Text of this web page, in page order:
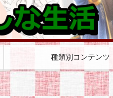
観察日記【咲月さんち】
観察日記【世間様の様子
観察日記【ゲーム・遊び
観察日記【ダイエット編
観察日記【美容編】
観察日記【健康編】
観察日記【絵日記】
観察日記【職場のゆか
種類別コンテンツ
体験戦記各種
体験戦記料理編
解説戦記各種
企業・お店
読書感想